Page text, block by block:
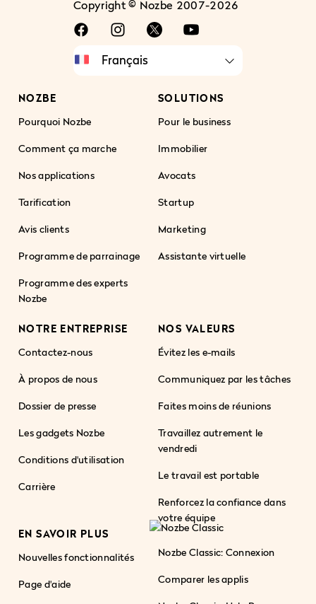
Copyright © Nozbe 2007-2026
NOZBE
Pourquoi Nozbe
Comment ça marche
Nos applications
Tarification
Avis clients
Programme de parrainage
Programme des experts
Nozbe
SOLUTIONS
Pour le business
Immobilier
Avocats
Startup
Marketing
Assistante virtuelle
NOTRE ENTREPRISE
Contactez-nous
À propos de nous
Dossier de presse
Les gadgets Nozbe
Conditions d'utilisation
Carrière
NOS VALEURS
Évitez les e-mails
Communiquez par les tâches
Faites moins de réunions
Travaillez autrement le
vendredi
Le travail est portable
Renforcez la confiance dans
votre équipe
EN SAVOIR PLUS
Nouvelles fonctionnalités
Page d'aide
Nozbe Classic: Connexion
Comparer les applis